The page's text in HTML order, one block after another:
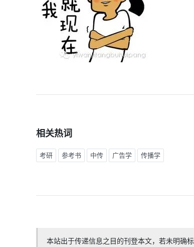
相关热词
考研 参考书 中传 广告学 传播学
本站出于传递信息之目的刊登本文，若未明确